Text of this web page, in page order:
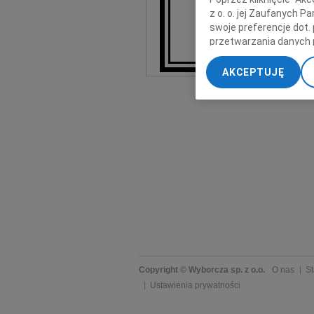
Copyright © Wyborcza sp. z o.o. O nas
Ustawienia prywatności
z o. o. jej Zaufanych
swoje preferencje dot.
przetwarzania danych
„Ustawienia
My, nasi Zaufani
dokładnych danych
Przechowywanie
AKCEPTUJĘ